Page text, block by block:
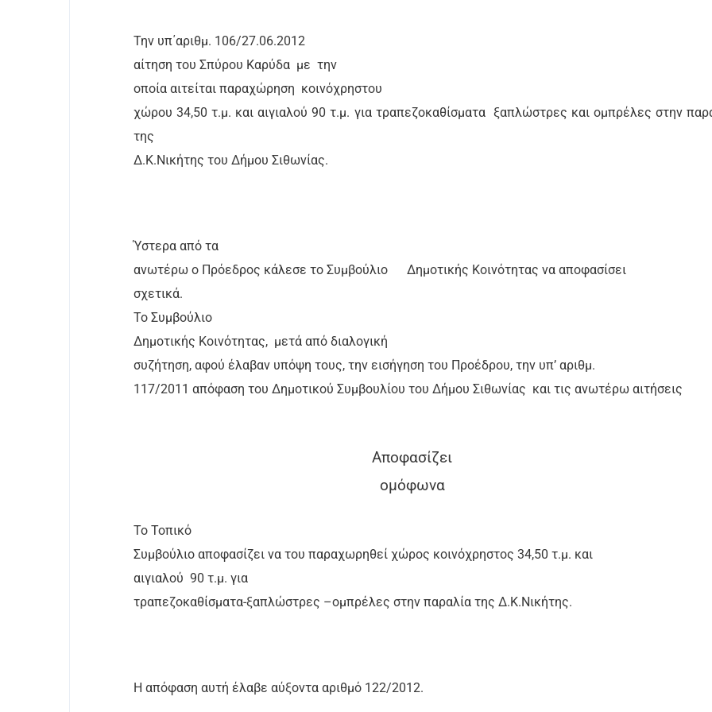
Την υπ΄αριθμ. 106/27.06.2012
αίτηση του Σπύρου Καρύδα με την
οποία αιτείται παραχώρηση κοινόχρηστου
χώρου 34,50 τ.μ. και αιγιαλού 90 τ.μ. για τραπεζοκαθίσματα ξαπλώστρες και ομπρέλες στην
της
Δ.Κ.Νικήτης του Δήμου Σιθωνίας.
Ύστερα από τα
ανωτέρω ο Πρόεδρος κάλεσε το Συμβούλιο
Δημοτικής Κοινότητας να αποφασίσει
σχετικά.
Το Συμβούλιο
Δημοτικής Κοινότητας, μετά από διαλογική
συζήτηση, αφού έλαβαν υπόψη τους, την εισήγηση του Προέδρου, την υπ’ αριθμ.
117/2011 απόφαση του Δημοτικού Συμβουλίου του Δήμου Σιθωνίας και τις ανωτέρω αιτήσεις
Αποφασίζει
ομόφωνα
Το Τοπικό
Συμβούλιο αποφασίζει να του παραχωρηθεί χώρος κοινόχρηστος 34,50 τ.μ. και
αιγιαλού 90 τ.μ. για
τραπεζοκαθίσματα-ξαπλώστρες –ομπρέλες στην παραλία της Δ.Κ.Νικήτης.
Η απόφαση αυτή έλαβε αύξοντα αριθμό 122/2012.